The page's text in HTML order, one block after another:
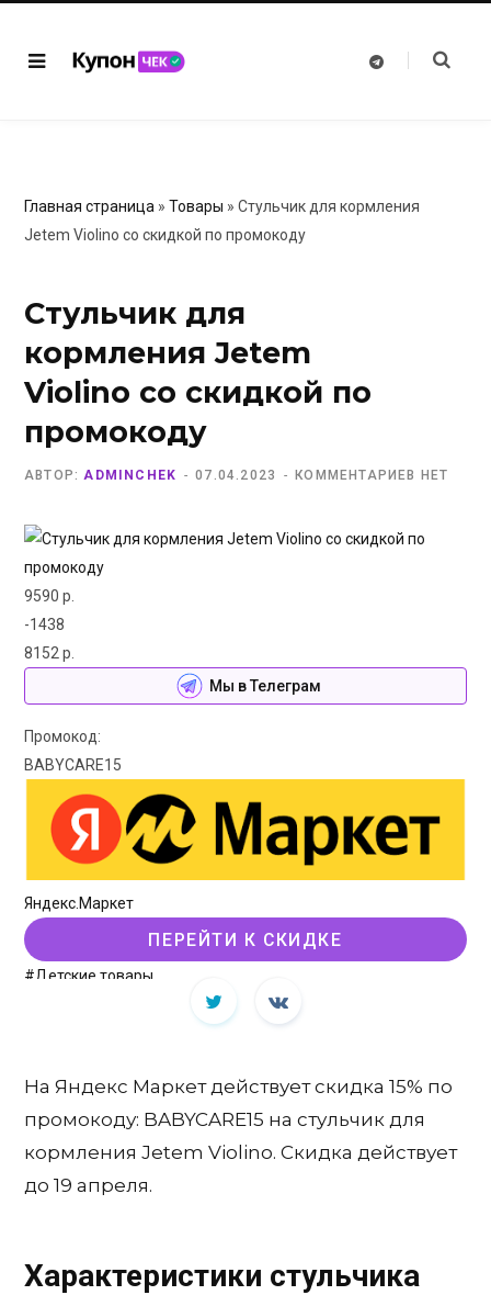
T
Главная страница » Товары » Стульчик для кормления
Jetem Violino со скидкой по промокоду
Стульчик для
кормления Jetem
Violino со скидкой по
промокоду
АВТОР: ADMINCHEK 07.04.2023 КОММЕНТАРИЕВ НЕТ
9590 р.
-1438
8152 р.
Мы в Телеграм
Промокод:
BABYCARE15
Яндекс.Маркет
ПЕРЕЙТИ К СКИДКЕ
#Детские товары
На Яндекс Маркет действует скидка 15% по
промокоду: BABYCARE15 на стульчик для
кормления Jetem Violino. Скидка действует
до 19 апреля.
Характеристики стульчика